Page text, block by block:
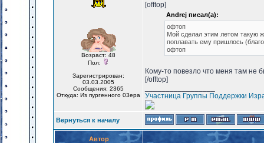
Возраст: 48
Пол:
Зарегистрирован:
03.03.2005
Сообщения: 2365
Откуда: Из пургенного 03ера
[offtop]
Andrej писал(а):
офтоп
Мой сделал этим летом такую
поплавать ему пришлось
офтоп
Кому-то повезло что меня там не
[/offtop]
Участница Группы Поддержки
Вернуться к началу
Автор